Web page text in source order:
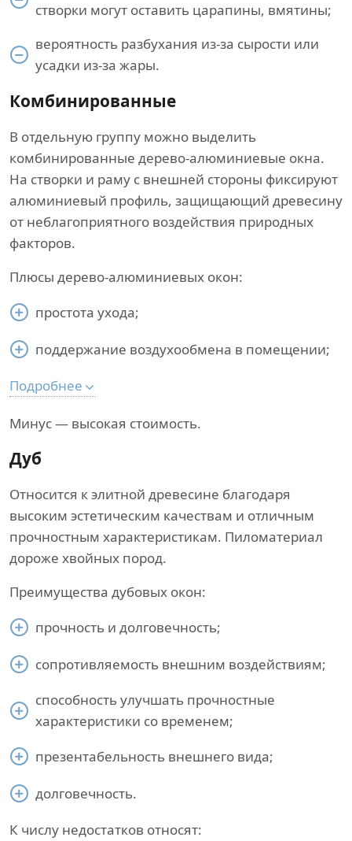
створки могут оставить царапины, вмятины;
вероятность разбухания из-за сырости или
усадки из-за жары.
Комбинированные
В отдельную группу можно выделить
комбинированные дерево-алюминиевые окна.
На створки и раму с внешней стороны фиксируют
алюминиевый профиль, защищающий древесину
от неблагоприятного воздействия природных
факторов.
Плюсы дерево-алюминиевых окон:
простота ухода;
поддержание воздухообмена в помещении;
Подробнее
Минус — высокая стоимость.
Дуб
Относится к элитной древесине благодаря
высоким эстетическим качествам и отличным
прочностным характеристикам. Пиломатериал
дороже хвойных пород.
Преимущества дубовых окон:
прочность и долговечность;
сопротивляемость внешним воздействиям;
способность улучшать прочностные
характеристики со временем;
презентабельность внешнего вида;
долговечность.
К числу недостатков относят: